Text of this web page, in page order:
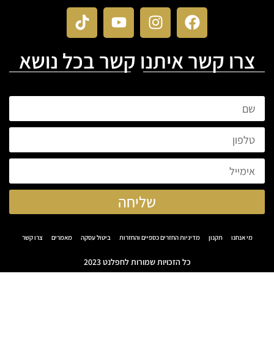
צרו קשר איתנו קשר בכל נושא
שליחה
מי אנחנו תקנון מדיניות החזרים כספיים והחזרות ביטול עסקה מאמרים צרו קשר
כל הזכויות שמורות לחפלנט 2023